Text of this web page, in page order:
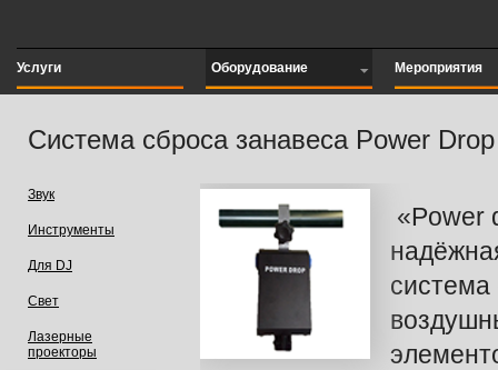
Услуги Оборудование Мероприятия
Система сброса занавеса Power Drop
Звук
Инструменты
Для DJ
Свет
Лазерные
проекторы
«Power
система